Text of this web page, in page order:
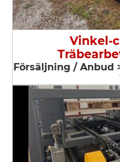
Vinkel-
Försäljning / Anbud